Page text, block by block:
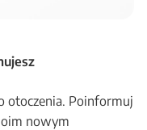
otoczenia. Poinformuj
nowym